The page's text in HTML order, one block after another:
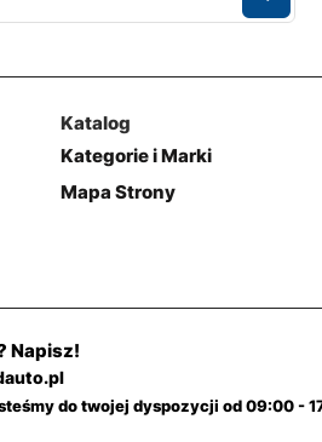
Katalog
Kategorie i Marki
Mapa Strony
Napisz!
do twojej dyspozycji od 09:00 -